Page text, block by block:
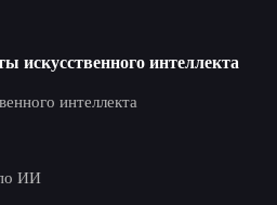
искусственного интеллекта
интеллекта
ИИ